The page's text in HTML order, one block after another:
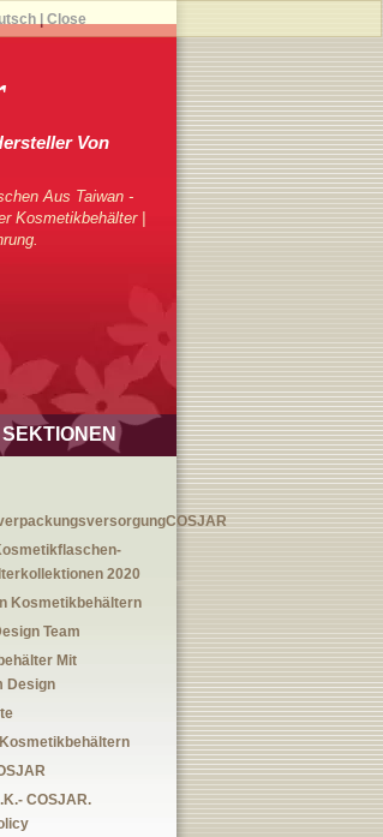
Von
Aus Taiwan -
Kosmetikbehälter |
2020
Kosmetikbehältern
Team
Mit
Design
COSJAR.
| Close